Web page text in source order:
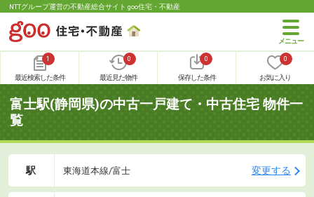
NTTグループ運営の不動産総合サイト goo住宅・不動産
1
最近検索した条件
0
最近見た物件
0
保存した条件
0
お気に入り
富士駅(静岡県)の中古一戸建て・中古住宅 物件一
覧
駅 東海道本線/富士 変更する